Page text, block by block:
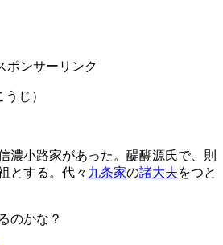
ポンサーリンク
うじ）
濃小路家があった。醍醐源氏で、則
とする。代々 九条家の諸大夫をつと
のかな？